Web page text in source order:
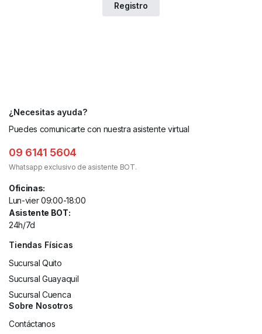
¿Necesitas ayuda?
Puedes comunicarte con nuestra asistente virtual
09 6141 5604
Whatsapp exclusivo de asistente BOT.
Oficinas:
Lun-vier 09:00-18:00
Asistente BOT:
24h/7d
Tiendas Físicas
Sucursal Quito
Sucursal Guayaquil
Sucursal Cuenca
Sobre Nosotros
Contáctanos